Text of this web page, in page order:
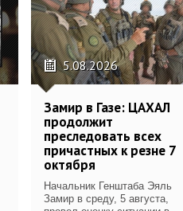
5.08.2026
Замир в Газе: ЦАХАЛ
продолжит
преследовать всех
причастных к резне 7
октября
Начальник Генштаба Эяль
Замир в среду, 5 августа,